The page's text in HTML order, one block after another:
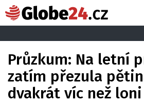
Průzkum: Na letní
zatím přezula
dvakrát víc než loni